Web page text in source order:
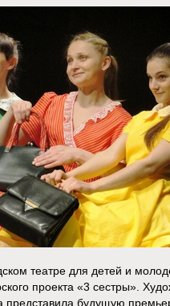
театре для детей и
проекта «3 сестры».
представила будущую